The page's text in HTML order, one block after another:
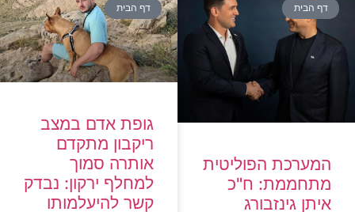
דף הבית
המערכת הפוליטית
מתחממת: ח"כ
איתן גינזבורג
דף הבית
גופת אדם במצב
ריקבון מתקדם
אותרה סמוך
למחלף ירקון: נבדק
קשר להיעלמותו